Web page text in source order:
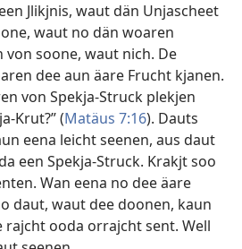
Jlikjnis, waut dän Unjascheet
waut no dän woaren
von soone, waut nich. De
dee aun äare Frucht kjanen.
von Spekja-Struck plekjen
Krut?” (Matäus 7:16). Dauts
eena leicht seenen, aus daut
een Spekja-Struck. Krakjt soo
Wan eena no dee äare
daut, waut dee doonen, kaun
rajcht ooda orrajcht sent. Well